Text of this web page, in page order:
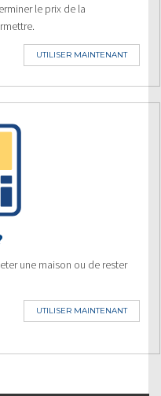
le prix de la
UTILISER MAINTENANT
une maison ou de rester
UTILISER MAINTENANT